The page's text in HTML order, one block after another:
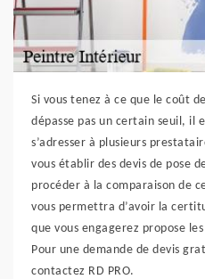
Si vous tenez à ce que le coût
dépasse pas un certain seuil, il
s’adresser à plusieurs
vous établir des devis de pose
procéder à la comparaison de
vous permettra d’avoir la
que vous engagerez propose
Pour une demande de devis
contactez RD PRO.